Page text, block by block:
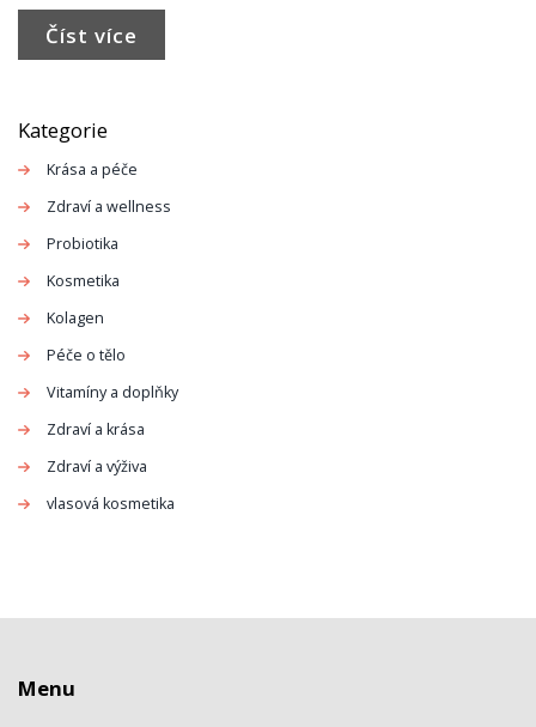
lékárně i doma u snídaně. Co ovlivňuje jejich účinnost a
jak z nich dostat maximum, i když máš rozhozené
Číst více
Kategorie
Krása a péče
Zdraví a wellness
Probiotika
Kosmetika
Kolagen
Péče o tělo
Vitamíny a doplňky
Zdraví a krása
Zdraví a výživa
vlasová kosmetika
Menu